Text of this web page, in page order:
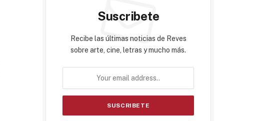
Suscribete
Recibe las últimas noticias de Reves
sobre arte, cine, letras y mucho más.